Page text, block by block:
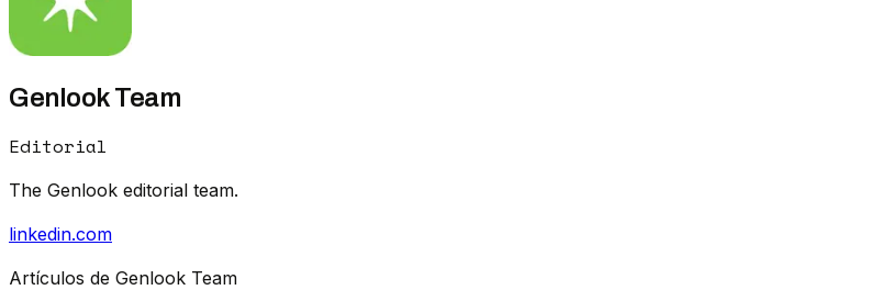
Genlook Team
Editorial
The Genlook editorial team.
linkedin.com
Artículos de Genlook Team